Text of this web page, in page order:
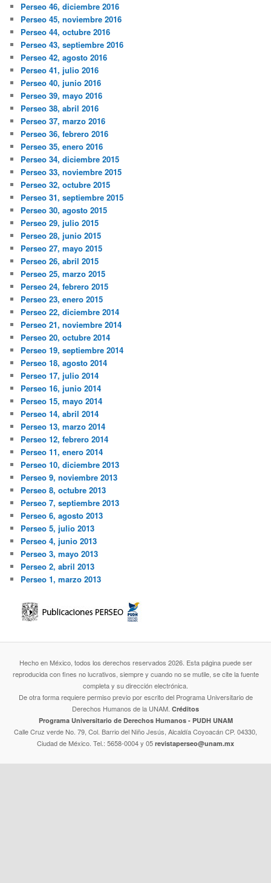
Perseo 46, diciembre 2016
Perseo 45, noviembre 2016
Perseo 44, octubre 2016
Perseo 43, septiembre 2016
Perseo 42, agosto 2016
Perseo 41, julio 2016
Perseo 40, junio 2016
Perseo 39, mayo 2016
Perseo 38, abril 2016
Perseo 37, marzo 2016
Perseo 36, febrero 2016
Perseo 35, enero 2016
Perseo 34, diciembre 2015
Perseo 33, noviembre 2015
Perseo 32, octubre 2015
Perseo 31, septiembre 2015
Perseo 30, agosto 2015
Perseo 29, julio 2015
Perseo 28, junio 2015
Perseo 27, mayo 2015
Perseo 26, abril 2015
Perseo 25, marzo 2015
Perseo 24, febrero 2015
Perseo 23, enero 2015
Perseo 22, diciembre 2014
Perseo 21, noviembre 2014
Perseo 20, octubre 2014
Perseo 19, septiembre 2014
Perseo 18, agosto 2014
Perseo 17, julio 2014
Perseo 16, junio 2014
Perseo 15, mayo 2014
Perseo 14, abril 2014
Perseo 13, marzo 2014
Perseo 12, febrero 2014
Perseo 11, enero 2014
Perseo 10, diciembre 2013
Perseo 9, noviembre 2013
Perseo 8, octubre 2013
Perseo 7, septiembre 2013
Perseo 6, agosto 2013
Perseo 5, julio 2013
Perseo 4, junio 2013
Perseo 3, mayo 2013
Perseo 2, abril 2013
Perseo 1, marzo 2013
Hecho en México, todos los derechos reservados 2026. Esta página puede ser
reproducida con fines no lucrativos, siempre y cuando no se mutile, se cite la fuente
completa y su dirección electrónica.
De otra forma requiere permiso previo por escrito del Programa Universitario de
Derechos Humanos de la UNAM. Créditos
Programa Universitario de Derechos Humanos - PUDH UNAM
Calle Cruz verde No. 79, Col. Barrio del Niño Jesús, Alcaldía Coyoacán CP. 04330,
Ciudad de México. Tel.: 5658-0004 y 05 revistaperseo@unam.mx